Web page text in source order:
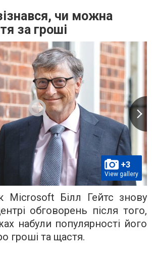
чи можна
за гроші
+3
View gallery
Microsoft Білл Гейтс знову
обговорень після того,
набули популярності його
гроші та щастя.